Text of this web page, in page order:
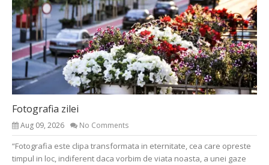
Fotografia zilei
Aug 09, 2026 No Comments
“Fotografia este clipa transformata in eternitate, cea care opreste
timpul in loc, indiferent daca vorbim de viata noasta, a unei gaze